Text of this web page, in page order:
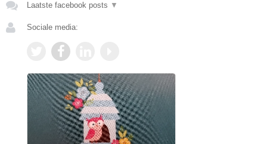
Laatste facebook posts ▼
Sociale media: